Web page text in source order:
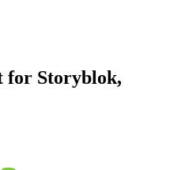
for Storyblok,